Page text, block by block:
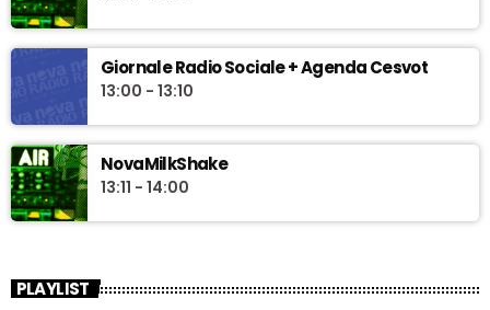
Giornale Radio Sociale + Agenda Cesvot
13:00 - 13:10
NovaMilkShake
13:11 - 14:00
PLAYLIST